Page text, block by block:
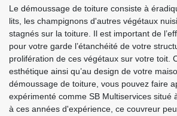
Le démoussage de toiture consiste à
lits, les champignons d'autres végétaux
stagnés sur la toiture. Il est important de
pour votre garde l’étanchéité de votre
prolifération de ces végétaux sur votre toit.
esthétique ainsi qu’au design de votre
démoussage de toiture, vous pouvez faire
expérimenté comme SB Multiservices situé
à ces années d'expérience, ce couvreur